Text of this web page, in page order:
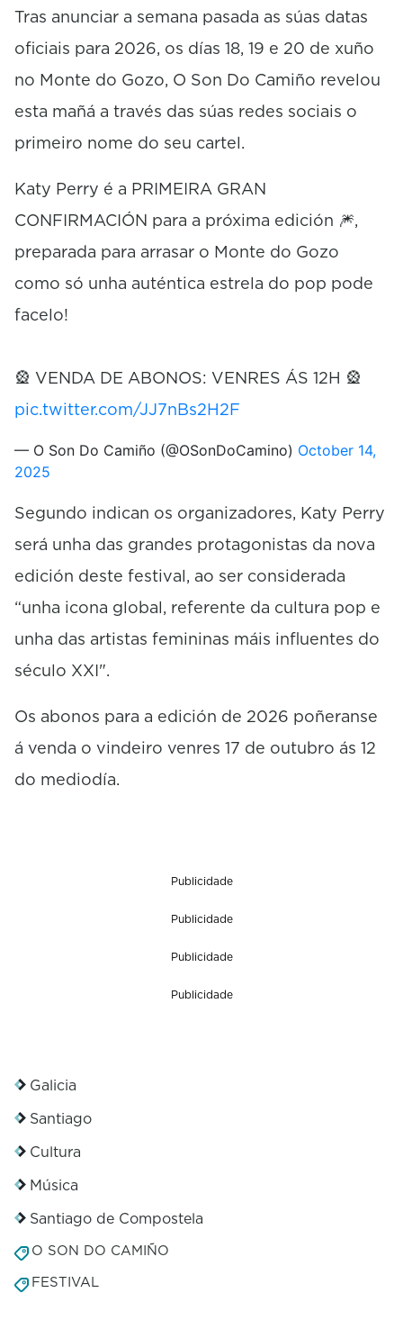
Tras anunciar a semana pasada as súas datas
oficiais para 2026, os días 18, 19 e 20 de xuño
no Monte do Gozo, O Son Do Camiño revelou
esta mañá a través das súas redes sociais o
primeiro nome do seu cartel.
Katy Perry é a PRIMEIRA GRAN
CONFIRMACIÓN para a próxima edición 🎆,
preparada para arrasar o Monte do Gozo
como só unha auténtica estrela do pop pode
facelo!
🎡 VENDA DE ABONOS: VENRES ÁS 12H 🎡
pic.twitter.com/JJ7nBs2H2F
— O Son Do Camiño (@OSonDoCamino) October 14,
2025
Segundo indican os organizadores, Katy Perry
será unha das grandes protagonistas da nova
edición deste festival, ao ser considerada
“unha icona global, referente da cultura pop e
unha das artistas femininas máis influentes do
século XXI".
Os abonos para a edición de 2026 poñeranse
á venda o vindeiro venres 17 de outubro ás 12
do mediodía.
Publicidade
Publicidade
Publicidade
Publicidade
Galicia
Santiago
Cultura
Música
Santiago de Compostela
O SON DO CAMIÑO
FESTIVAL